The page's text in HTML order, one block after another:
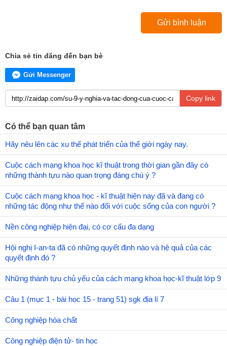
Chia sẻ tin đăng đến bạn bè
Gửi Messenger
Copy link
Có thể bạn quan tâm
Hãy nêu lên các xu thế phát triển của thế giới ngày nay.
Cuộc cách mạng khoa học kĩ thuật trong thời gian gần đây có
những thành tựu nào quan trọng đáng chú ý ?
Cuộc cách mạng khoa học - kĩ thuật hiện nay đã và đang có
những tác động như thế nào đối với cuộc sống của con người ?
Nền công nghiệp hiện đại, có cơ cấu đa dạng
Hội nghị I-an-ta đã có những quyết định nào và hệ quả của các
quyết định đó ?
Những thành tựu chủ yếu của cách mạng khoa học-kĩ thuật lớp 9
Câu 1 (mục 1 - bài học 15 - trang 51) sgk địa lí 7
Công nghiệp hóa chất
Công nghiệp điện tử- tin học